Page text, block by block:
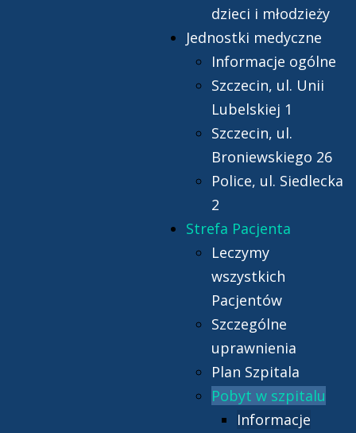
dzieci i młodzieży
Jednostki medyczne
Informacje ogólne
Szczecin, ul. Unii
Lubelskiej 1
Szczecin, ul.
Broniewskiego 26
Police, ul. Siedlecka
2
Strefa Pacjenta
Leczymy
wszystkich
Pacjentów
Szczególne
uprawnienia
Plan Szpitala
Pobyt w szpitalu
Informacje